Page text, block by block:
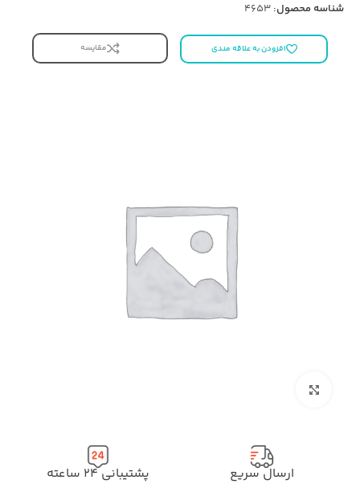
شناسه محصول: 4653
افزودن به علاقه مندی مقایسه
ارسال سریع پشتیبانی ۲۴ ساعته